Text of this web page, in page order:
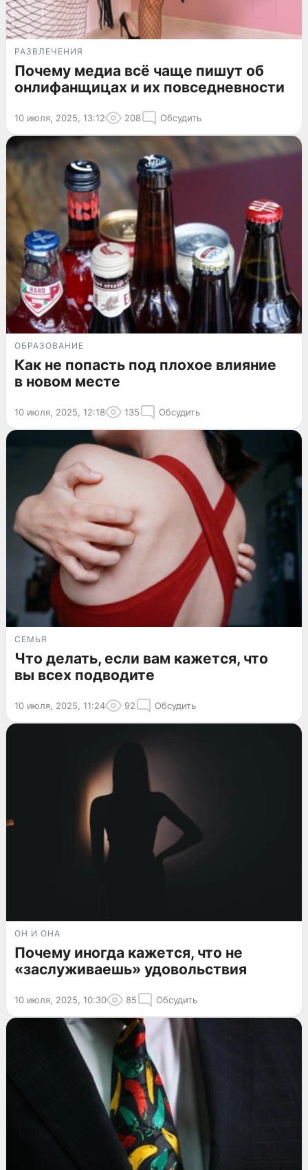
РАЗВЛЕЧЕНИЯ
Почему медиа всё чаще пишут об
онлифанщицах и их повседневности
10 июля, 2025, 13:12 208 Обсудить
ОБРАЗОВАНИЕ
Как не попасть под плохое влияние
в новом месте
10 июля, 2025, 12:18 135 Обсудить
СЕМЬЯ
Что делать, если вам кажется, что
вы всех подводите
10 июля, 2025, 11:24 92 Обсудить
ОН И ОНА
Почему иногда кажется, что не
«заслуживаешь» удовольствия
10 июля, 2025, 10:30 85 Обсудить